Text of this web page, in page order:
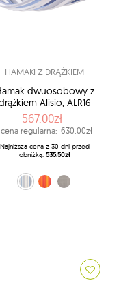
HAMAKI Z DRĄŻKIEM
dwuosobowy z
Alisio, ALR16
567.00zł
cena regularna: 630.00zł
Najniższa cena z 30 dni przed
obniżką: 535.50zł
biały (13)
pomarańczowy (28)
szary (W6)